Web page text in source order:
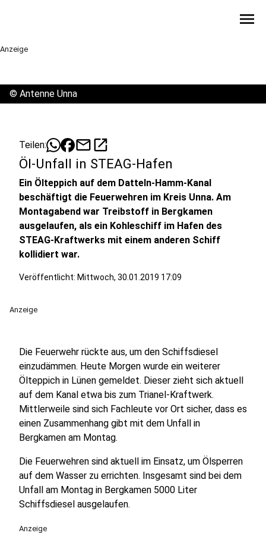
menu
Anzeige
© Antenne Unna
Teilen: mailopen_in_new
Öl-Unfall in STEAG-Hafen
Ein Ölteppich auf dem Datteln-Hamm-Kanal
beschäftigt die Feuerwehren im Kreis Unna. Am
Montagabend war Treibstoff in Bergkamen
ausgelaufen, als ein Kohleschiff im Hafen des
STEAG-Kraftwerks mit einem anderen Schiff
kollidiert war.
Veröffentlicht: Mittwoch, 30.01.2019 17:09
Anzeige
Die Feuerwehr rückte aus, um den Schiffsdiesel
einzudämmen. Heute Morgen wurde ein weiterer
Ölteppich in Lünen gemeldet. Dieser zieht sich aktuell
auf dem Kanal etwa bis zum Trianel-Kraftwerk.
Mittlerweile sind sich Fachleute vor Ort sicher, dass es
einen Zusammenhang gibt mit dem Unfall in
Bergkamen am Montag.
Die Feuerwehren sind aktuell im Einsatz, um Ölsperren
auf dem Wasser zu errichten. Insgesamt sind bei dem
Unfall am Montag in Bergkamen 5000 Liter
Schiffsdiesel ausgelaufen.
Anzeige